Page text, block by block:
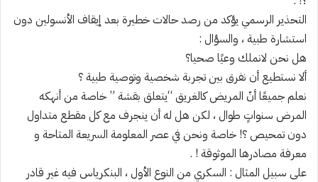
التحذير الرسمي يؤكد من رصد حالات خطيرة بعد إيقاف الأنسولين دون
استشارة طبية ، والسؤال :
هل نحن لانملك وعيًا صحيا؟
ألا نستطيع أن نفرق بين تجربة شخصية وتوصية طبية ؟
نعلم جميعًا أنّ المريض كالغريق “يتعلق بقشة ” خاصة من أنهكه
المرض سنواتٍ طوال ، لكن هل له أن ينجرف مع كل مقطع متداول
دون تمحيص ؟! خاصة ونحن في عصر المعلومة السريعة المتاحة و
معرفة مصادرها الموثوقة ! .
على سبيل المثال : السكري من النوع الأول ، البنكرياس فيه غير قادر